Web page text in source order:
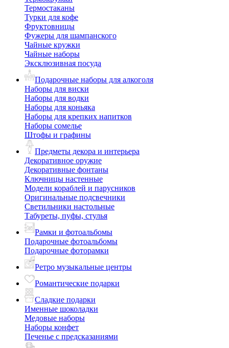
Термостаканы
Турки для кофе
Фруктовницы
Фужеры для шампанского
Чайные кружки
Чайные наборы
Эксклюзивная посуда
Подарочные наборы для алкоголя
Наборы для виски
Наборы для водки
Наборы для коньяка
Наборы для крепких напитков
Наборы сомелье
Штофы и графины
Предметы декора и интерьера
Декоративное оружие
Декоративные фонтаны
Ключницы настенные
Модели кораблей и парусников
Оригинальные подсвечники
Светильники настольные
Табуреты, пуфы, стулья
Рамки и фотоальбомы
Подарочные фотоальбомы
Подарочные фоторамки
Ретро музыкальные центры
Романтические подарки
Сладкие подарки
Именные шоколадки
Медовые наборы
Наборы конфет
Печенье с предсказаниями